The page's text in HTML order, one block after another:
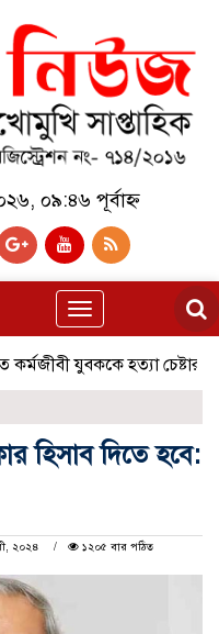
০৯:৪৬ পূর্বাহ্ন
Toggle
navigation
যুবককে হত্যা চেষ্টার
হিসাব দিতে হবে:
২০২৪
১২০৫ বার পঠিত